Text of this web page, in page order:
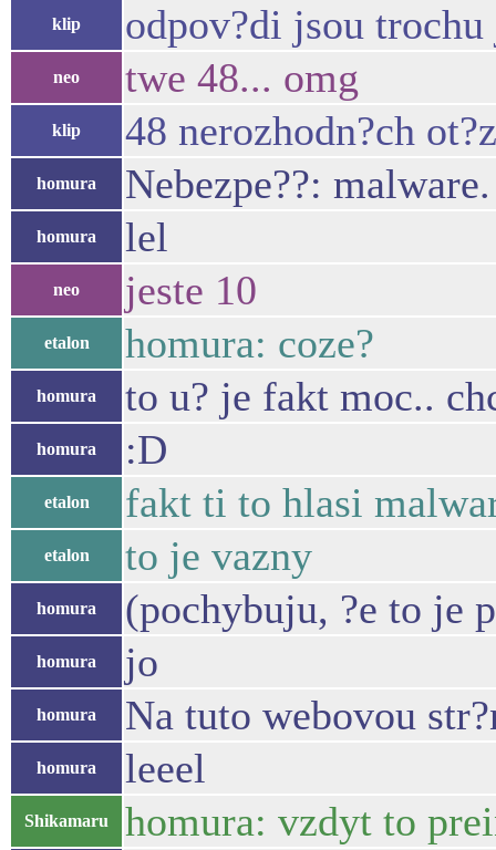
klip odpov?di jsou
neo twe 48... omg
klip 48 nerozhodn?ch
homura Nebezpe??:
homura lel
neo jeste 10
etalon homura: coze?
homura to u? je fakt moc..
homura :D
etalon fakt ti to hlasi
etalon to je vazny
homura (pochybuju, ?e to je
homura jo
homura Na tuto webovou
homura leeel
Shikamaru homura: vzdyt to